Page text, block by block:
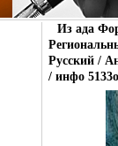
Из ада
Русский /
/ инфо